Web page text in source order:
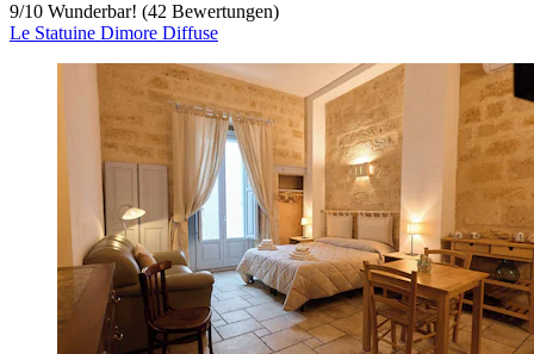
9/10 Wunderbar! (42 Bewertungen)
Le Statuine Dimore Diffuse